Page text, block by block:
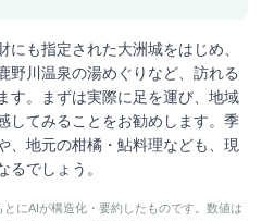
にも指定された大洲城をはじめ、
野川温泉の湯めぐりなど、訪れる
す。まずは実際に足を運び、地域
してみることをお勧めします。季
、地元の柑橘・鮎料理なども、現
るでしょう。
にAIが構造化・要約したものです。数値は